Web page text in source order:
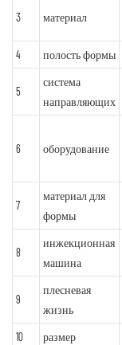
3 материал
4
полость формы
5
система
направляющих
6 оборудование
7
материал для
формы
8
инжекционная
машина
9
плесневая
жизнь
10
размер